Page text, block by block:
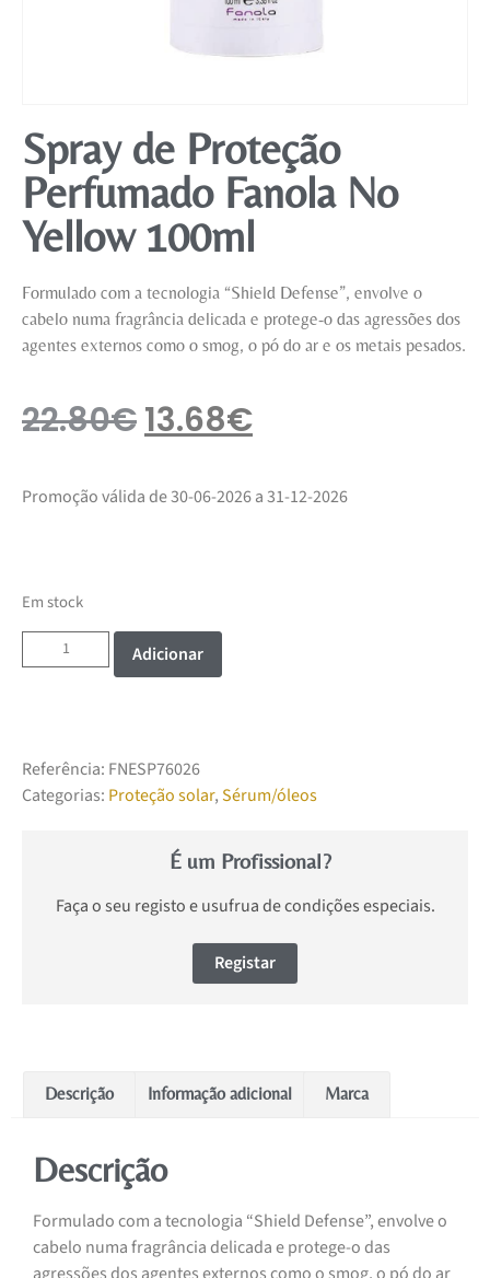
Spray de Proteção
Perfumado Fanola No
Yellow 100ml
Formulado com a tecnologia “Shield Defense”, envolve o
cabelo numa fragrância delicada e protege-o das agressões dos
agentes externos como o smog, o pó do ar e os metais pesados.
22.80€13.68€
Promoção válida de 30-06-2026 a 31-12-2026
Em stock
Adicionar
Referência: FNESP76026
Categorias: Proteção solar,Sérum/óleos
É um Profissional?
Faça o seu registo e usufrua de condições especiais.
Registar
Descrição Informação adicional Marca
Descrição
Formulado com a tecnologia “Shield Defense”, envolve o
cabelo numa fragrância delicada e protege-o das